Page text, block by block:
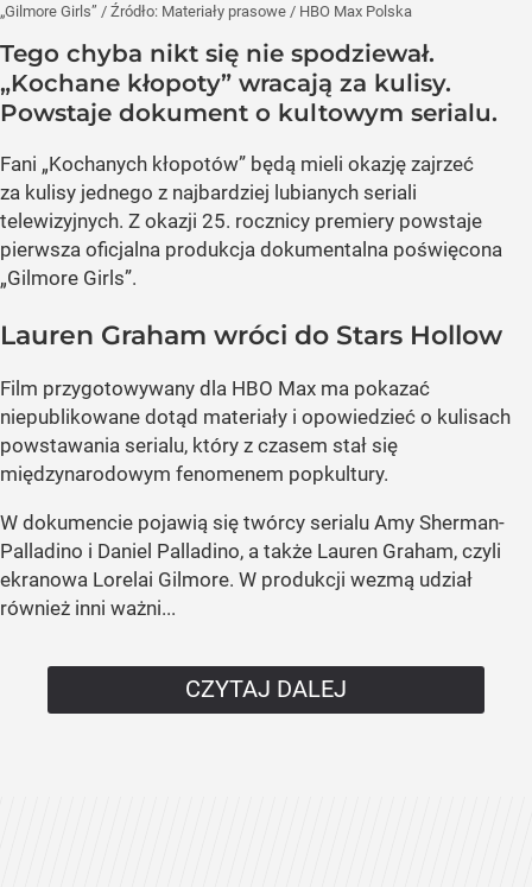
„Gilmore Girls” / Źródło: Materiały prasowe / HBO Max Polska
Tego chyba nikt się nie spodziewał.
„Kochane kłopoty” wracają za kulisy.
Powstaje dokument o kultowym serialu.
Fani „Kochanych kłopotów” będą mieli okazję zajrzeć
za kulisy jednego z najbardziej lubianych seriali
telewizyjnych. Z okazji 25. rocznicy premiery powstaje
pierwsza oficjalna produkcja dokumentalna poświęcona
„Gilmore Girls”.
Lauren Graham wróci do Stars Hollow
Film przygotowywany dla HBO Max ma pokazać
niepublikowane dotąd materiały i opowiedzieć o kulisach
powstawania serialu, który z czasem stał się
międzynarodowym fenomenem popkultury.
W dokumencie pojawią się twórcy serialu Amy Sherman-
Palladino i Daniel Palladino, a także Lauren Graham, czyli
ekranowa Lorelai Gilmore. W produkcji wezmą udział
również inni ważni...
CZYTAJ DALEJ